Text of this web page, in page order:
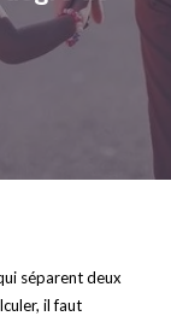
séparent deux
il faut